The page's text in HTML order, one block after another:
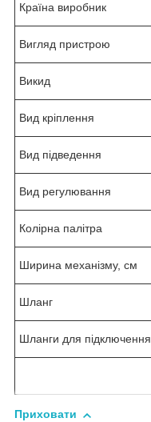
Країна виробник
Вигляд пристрою
Викид
Вид кріплення
Вид підведення
Вид регулювання
Колірна палітра
Ширина механізму, см
Шланг
Шланги для підключення
Приховати